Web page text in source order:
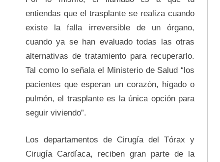
entiendas que el trasplante se realiza cuando
existe la falla irreversible de un órgano,
cuando ya se han evaluado todas las otras
alternativas de tratamiento para recuperarlo.
Tal como lo señala el Ministerio de Salud “los
pacientes que esperan un corazón, hígado o
pulmón, el trasplante es la única opción para
seguir viviendo”.
Los departamentos de Cirugía del Tórax y
Cirugía Cardíaca, reciben gran parte de la